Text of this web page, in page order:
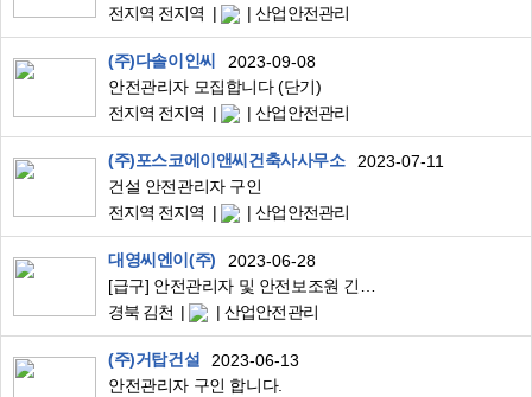
전지역 전지역
산업안전관리
(주)다솔이인씨
2023-09-08
안전관리자 모집합니다 (단기)
전지역 전지역
산업안전관리
(주)포스코에이앤씨건축사사무소
2023-07-11
건설 안전관리자 구인
전지역 전지역
산업안전관리
대영씨엔이(주)
2023-06-28
경북 김천
산업안전관리
(주)거탑건설
2023-06-13
안전관리자 구인 합니다.